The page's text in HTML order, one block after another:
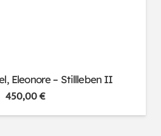
Eleonore – Stillleben II
450,00€